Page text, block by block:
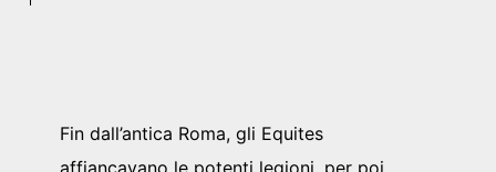
Fin dall’antica Roma, gli Equites